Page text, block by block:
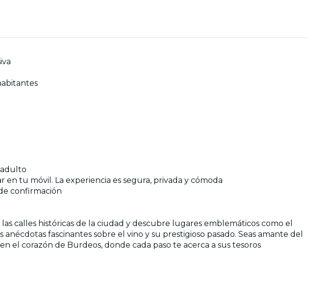
adulto
en tu móvil. La experiencia es segura, privada y cómoda
confirmación
calles históricas de la ciudad y descubre lugares emblemáticos como el
fascinantes sobre el vino y su prestigioso pasado. Seas amante del
el corazón de Burdeos, donde cada paso te acerca a sus tesoros